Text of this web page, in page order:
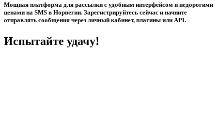
Мощная платформа для рассылки с удобным интерфейсом и недорогими
ценами на SMS в Норвегии. Зарегистрируйтесь сейчас и начните
отправлять сообщения через личный кабинет, плагины или API.
Испытайте удачу!